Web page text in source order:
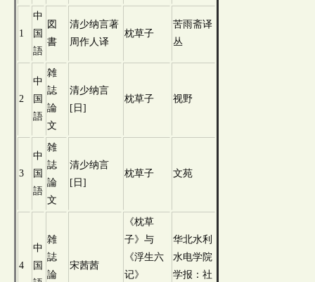
1
中
国
語
図
書
清少纳言著
周作人译
枕草子
苦雨斋译
丛
2
中
国
語
雑
誌
論
文
清少纳言
[日]
枕草子 视野
3
中
国
語
雑
誌
論
文
清少纳言
[日]
枕草子 文苑
4
中
国
雑
誌
論
宋茜茜
《枕草
子》与
《浮生六
记》
华北水利
水电学院
学报：社